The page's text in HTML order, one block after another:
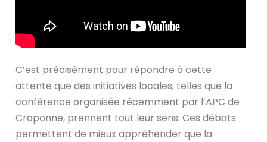
C’est précisément pour répondre à cette
attente que des initiatives locales, telles que la
conférence organisée récemment par l’APC de
Craponne, prennent tout leur sens. Ces débats
permettent de mieux appréhender que la